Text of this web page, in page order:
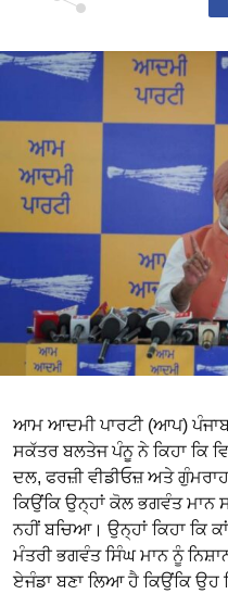
ਆਮ ਆਦਮੀ ਪਾਰਟੀ (ਆਪ)
ਸਕੱਤਰ ਬਲਤੇਜ ਪੰਨੂ ਨੇ ਕਿਹਾ ਕਿ
ਦਲ, ਫਰਜ਼ੀ ਵੀਡੀਓਜ਼ ਅਤੇ
ਕਿਉਂਕਿ ਉਨ੍ਹਾਂ ਕੋਲ ਭਗਵੰਤ
ਨਹੀਂ ਬਚਿਆ। ਉਨ੍ਹਾਂ ਕਿਹਾ ਕਿ
ਮੰਤਰੀ ਭਗਵੰਤ ਸਿੰਘ ਮਾਨ ਨੂੰ
ਏਜੰਡਾ ਬਣਾ ਲਿਆ ਹੈ ਕਿਉਂਕਿ